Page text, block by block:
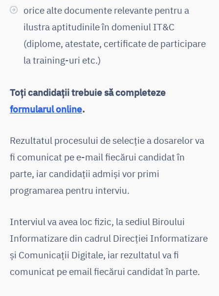
orice alte documente relevante pentru a
ilustra aptitudinile în domeniul IT&C
(diplome, atestate, certificate de participare
la training-uri etc.)
Toți candidații trebuie să completeze
formularul online.
Rezultatul procesului de selecție a dosarelor va
fi comunicat pe e-mail fiecărui candidat în
parte, iar candidații admiși vor primi
programarea pentru interviu.
Interviul va avea loc fizic, la sediul Biroului
Informatizare din cadrul Direcției Informatizare
și Comunicații Digitale, iar rezultatul va fi
comunicat pe email fiecărui candidat în parte.